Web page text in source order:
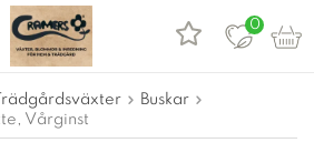
0
Trädgårdsväxter
Buskar
Vårginst